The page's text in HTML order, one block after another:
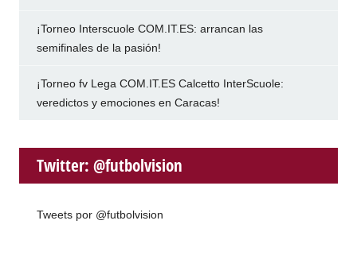
¡Torneo Interscuole COM.IT.ES: arrancan las
semifinales de la pasión!
¡Torneo fv Lega COM.IT.ES Calcetto InterScuole:
veredictos y emociones en Caracas!
Twitter: @futbolvision
Tweets por @futbolvision